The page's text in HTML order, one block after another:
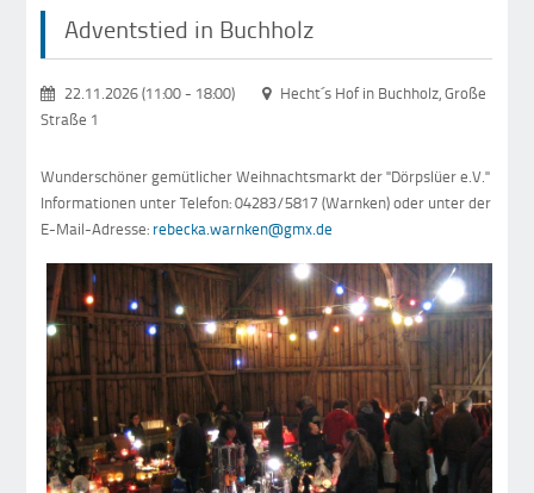
Adventstied in Buchholz
22.11.2026 (11:00- 18:00)
Hecht´s Hof in Buchholz, Große
Straße 1
Wunderschöner gemütlicher Weihnachtsmarkt der "Dörpslüer e.V."
Informationen unter Telefon: 04283/5817 (Warnken) oder unter der
E-Mail-Adresse: rebecka.warnken@gmx.de